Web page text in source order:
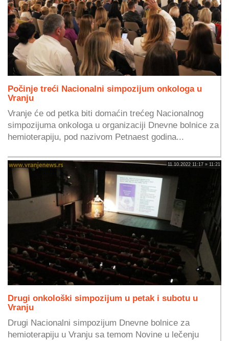
Počinje treći Nacionalni simpozijum onkologa u
Vranju
Vranje će od petka biti domaćin trećeg Nacionalnog
simpozijuma onkologa u organizaciji Dnevne bolnice za
hemioterapiju, pod nazivom Petnaest godina...
11.10.2022 11:17 » 11:21
Drugi onkološki simpozijum u petak i subotu u
Vranju
Drugi Nacionalni simpozijum Dnevne bolnice za
hemioterapiju u Vranju sa temom Novine u lečenju